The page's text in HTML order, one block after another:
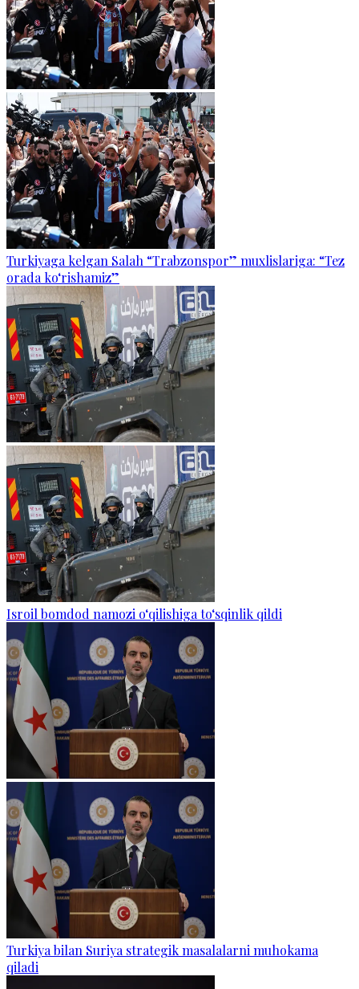
Turkiyaga kelgan Salah “Trabzonspor” muxlislariga: “Tez
orada ko‘rishamiz”
Isroil bomdod namozi o‘qilishiga to‘sqinlik qildi
Turkiya bilan Suriya strategik masalalarni muhokama
qiladi